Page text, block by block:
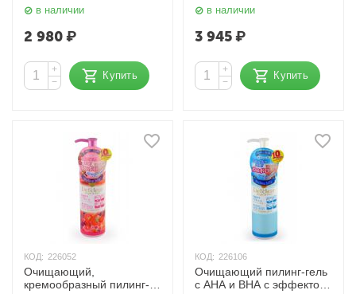
разогревающим
эффектом Hot & Cool
Beauty 170 гр. SANA
в наличии
2 980₽
+
−
Купить
сильного скатывания
Detclear 180 мл. Meishoku
в наличии
3 945₽
+
−
Купить
КОД: 226052
Очищающий,
кремообразный пилинг-
КОД: 226106
Очищающий пилинг-гель
с AHA и BHA с эффектом